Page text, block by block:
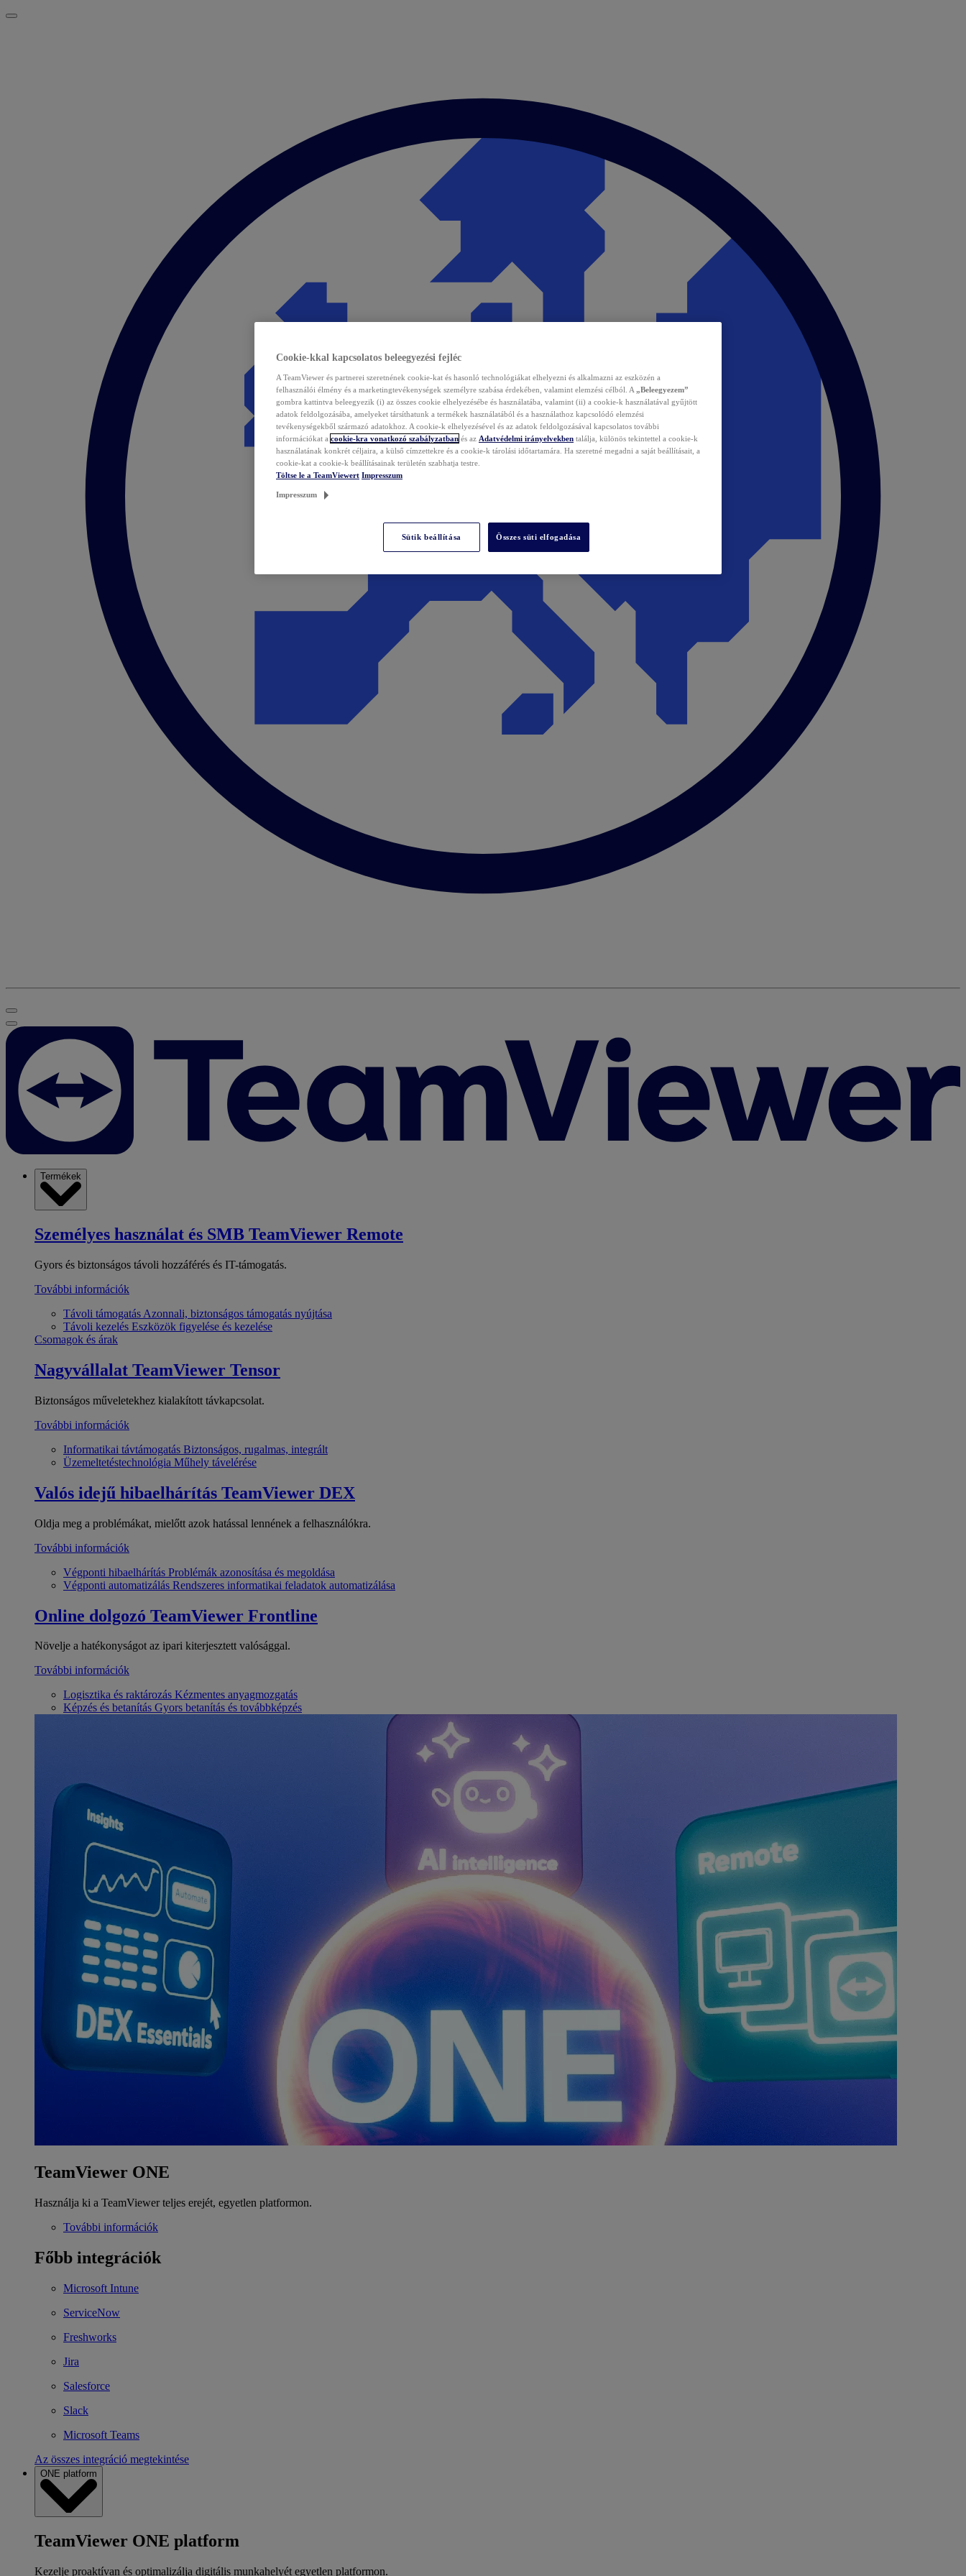
Termékek
Személyes használat és SMB TeamViewer Remote
Gyors és biztonságos távoli hozzáférés és IT-támogatás.
További információk
Távoli támogatás Azonnali, biztonságos támogatás nyújtása
Távoli kezelés Eszközök figyelése és kezelése
Csomagok és árak
Nagyvállalat TeamViewer Tensor
Biztonságos műveletekhez kialakított távkapcsolat.
További információk
Informatikai távtámogatás Biztonságos, rugalmas, integrált
Üzemeltetéstechnológia Műhely távelérése
Valós idejű hibaelhárítás TeamViewer DEX
Oldja meg a problémákat, mielőtt azok hatással lennének a felhasználókra.
További információk
Végponti hibaelhárítás Problémák azonosítása és megoldása
Végponti automatizálás Rendszeres informatikai feladatok automatizálása
Online dolgozó TeamViewer Frontline
Növelje a hatékonyságot az ipari kiterjesztett valósággal.
További információk
Logisztika és raktározás Kézmentes anyagmozgatás
Képzés és betanítás Gyors betanítás és továbbképzés
TeamViewer ONE
Használja ki a TeamViewer teljes erejét, egyetlen platformon.
További információk
Főbb integrációk
Microsoft Intune
ServiceNow
Freshworks
Jira
Salesforce
Slack
Microsoft Teams
Az összes integráció megtekintése
ONE platform
TeamViewer ONE platform
Kezelje proaktívan és optimalizálja digitális munkahelyét egyetlen platformon.
Cookie-kkal kapcsolatos beleegyezési fejléc
A TeamViewer és partnerei szeretnének cookie-kat és hasonló technológiákat elhelyezni és alkalmazni az eszközén a
felhasználói élmény és a marketingtevékenységek személyre szabása érdekében, valamint elemzési célból. A „Beleegyezem”
gombra kattintva beleegyezik (i) az összes cookie elhelyezésébe és használatába, valamint (ii) a cookie-k használatával gyűjtött
adatok feldolgozásába, amelyeket társíthatunk a termékek használatából és a használathoz kapcsolódó elemzési
tevékenységekből származó adatokhoz. A cookie-k elhelyezésével és az adatok feldolgozásával kapcsolatos további
információkat a cookie-kra vonatkozó szabályzatban és az Adatvédelmi irányelvekben találja, különös tekintettel a cookie-k
használatának konkrét céljaira, a külső címzettekre és a cookie-k tárolási időtartamára. Ha szeretné megadni a saját beállításait, a
cookie-kat a cookie-k beállításainak területén szabhatja testre.
Töltse le a TeamViewert Impresszum
Impresszum
Sütik beállítása Összes süti elfogadása